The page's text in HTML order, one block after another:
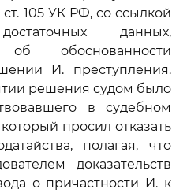
105 УК РФ, со ссылкой
данных,
об обоснованности
И. преступления.
решения судом было
в судебном
просил отказать
полагая, что
доказательств
о причастности И. к